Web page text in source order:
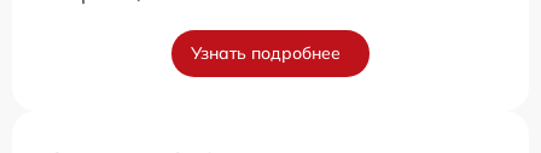
Узнать подробнее